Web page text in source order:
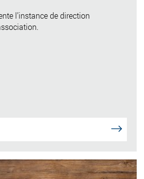
l’instance de direction